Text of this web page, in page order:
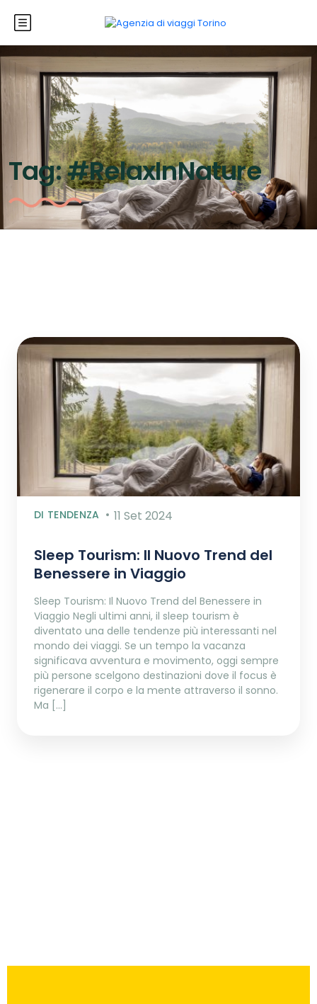
Tag:#RelaxInNature
DI TENDENZA 11 Set 2024
Sleep Tourism: Il Nuovo Trend del
Benessere in Viaggio
Sleep Tourism: Il Nuovo Trend del Benessere in
Viaggio Negli ultimi anni, il sleep tourism è
diventato una delle tendenze più interessanti nel
mondo dei viaggi. Se un tempo la vacanza
significava avventura e movimento, oggi sempre
più persone scelgono destinazioni dove il focus è
rigenerare il corpo e la mente attraverso il sonno.
Ma […]